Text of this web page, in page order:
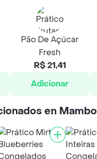
Pão De Açúcar
Fresh
R$ 21,41
Adicionar
en Mambo